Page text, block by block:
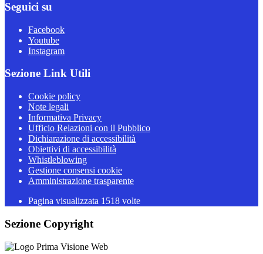
Seguici su
Facebook
Youtube
Instagram
Sezione Link Utili
Cookie policy
Note legali
Informativa Privacy
Ufficio Relazioni con il Pubblico
Dichiarazione di accessibilità
Obiettivi di accessibilità
Whistleblowing
Gestione consensi cookie
Amministrazione trasparente
Pagina visualizzata 1518 volte
Sezione Copyright